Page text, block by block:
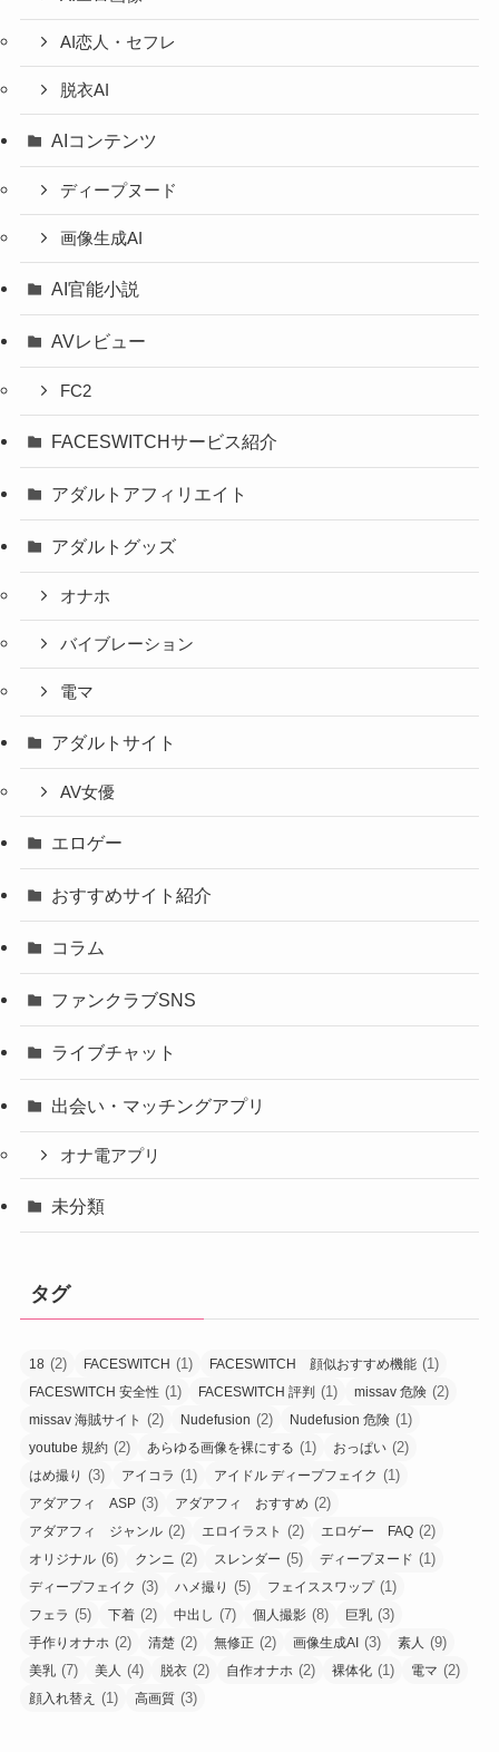
AI恋人・セフレ
脱衣AI
AIコンテンツ
ディープヌード
画像生成AI
AI官能小説
AVレビュー
FC2
FACESWITCHサービス紹介
アダルトアフィリエイト
アダルトグッズ
オナホ
バイブレーション
電マ
アダルトサイト
AV女優
エロゲー
おすすめサイト紹介
コラム
ファンクラブSNS
ライブチャット
出会い・マッチングアプリ
オナ電アプリ
未分類
タグ
18 (2) FACESWITCH (1) FACESWITCH 顔似おすすめ機能 (1)
FACESWITCH 安全性 (1) FACESWITCH 評判 (1) missav 危険 (2)
missav 海賊サイト (2) Nudefusion (2) Nudefusion 危険 (1)
youtube 規約 (2) あらゆる画像を裸にする (1) おっぱい (2)
はめ撮り (3) アイコラ (1) アイドル ディープフェイク (1)
アダアフィ ASP (3) アダアフィ おすすめ (2)
アダアフィ ジャンル (2) エロイラスト (2) エロゲー FAQ (2)
オリジナル (6) クンニ (2) スレンダー (5) ディープヌード (1)
ディープフェイク (3) ハメ撮り (5) フェイススワップ(1)
フェラ (5) 下着 (2) 中出し (7) 個人撮影 (8) 巨乳 (3)
手作りオナホ (2) 清楚 (2) 無修正 (2) 画像生成AI (3) 素人 (9)
美乳 (7) 美人 (4) 脱衣 (2) 自作オナホ (2) 裸体化 (1) 電マ (2)
顔入れ替え (1) 高画質 (3)